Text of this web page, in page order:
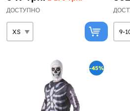
ДОСТУПНО
-45%